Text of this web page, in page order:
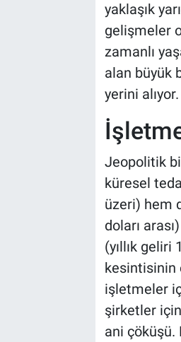
yaklaşık
gelişmeler
zamanlı
alan büyük
yerini alıyor.
Jeopolitik
küresel
üzeri) hem
doları
(yıllık
kesintisinin
işletmeler
şirketler
ani